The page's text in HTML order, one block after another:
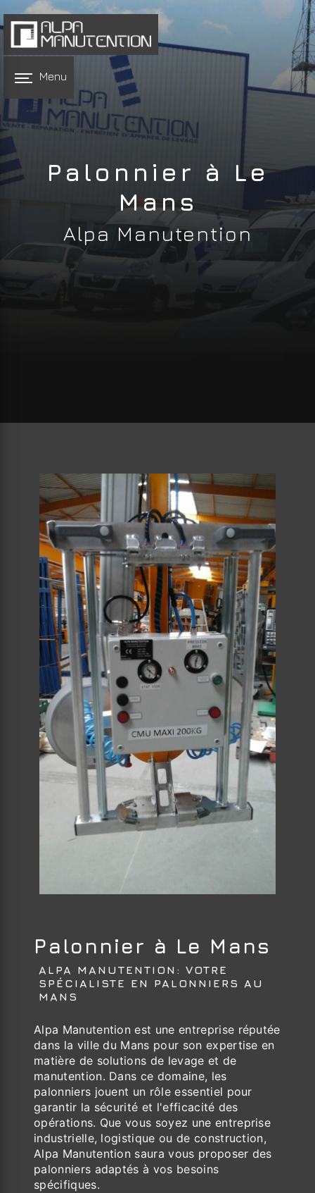
Menu
Palonnier à Le
Mans
Alpa Manutention
Palonnier à Le Mans
ALPA MANUTENTION: VOTRE
SPÉCIALISTE EN PALONNIERS AU
MANS
Alpa Manutention est une entreprise réputée
dans la ville du Mans pour son expertise en
matière de solutions de levage et de
manutention. Dans ce domaine, les
palonniers jouent un rôle essentiel pour
garantir la sécurité et l'efficacité des
opérations. Que vous soyez une entreprise
industrielle, logistique ou de construction,
Alpa Manutention saura vous proposer des
palonniers adaptés à vos besoins
spécifiques.
Panneau de gestion des cookies